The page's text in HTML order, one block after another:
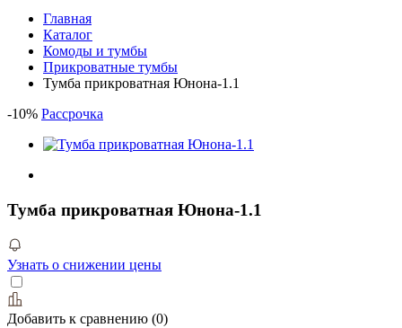
Главная
Каталог
Комоды и тумбы
Прикроватные тумбы
Тумба прикроватная Юнона-1.1
-10% Рассрочка
Тумба прикроватная Юнона-1.1
Узнать о снижении цены
Добавить к сравнению (0)